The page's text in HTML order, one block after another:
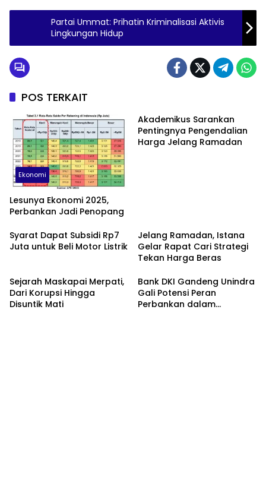
Partai Ummat: Prihatin Kriminalisasi Aktivis
Lingkungan Hidup
POS TERKAIT
Ekonomi
Lesunya Ekonomi 2025,
Perbankan Jadi Penopang
Akademikus Sarankan
Pentingnya Pengendalian
Harga Jelang Ramadan
Syarat Dapat Subsidi Rp7
Juta untuk Beli Motor Listrik
Jelang Ramadan, Istana
Gelar Rapat Cari Strategi
Tekan Harga Beras
Sejarah Maskapai Merpati,
Dari Korupsi Hingga
Disuntik Mati
Bank DKI Gandeng Unindra
Gali Potensi Peran
Perbankan dalam